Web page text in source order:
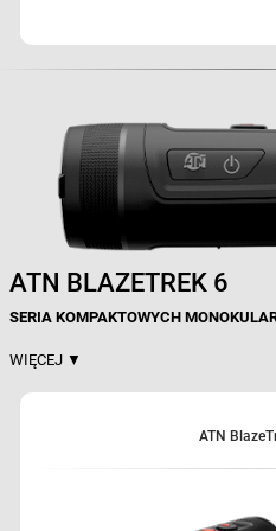
ATN BLAZETREK 6
SERIA KOMPAKTOWYCH
w kompaktowym monokularze
detekcji i wyższej jakości obrazu.
moc termowizyjną 6. generacji z
najpotężniejsza platforma
WIĘCEJ ▼
ATN